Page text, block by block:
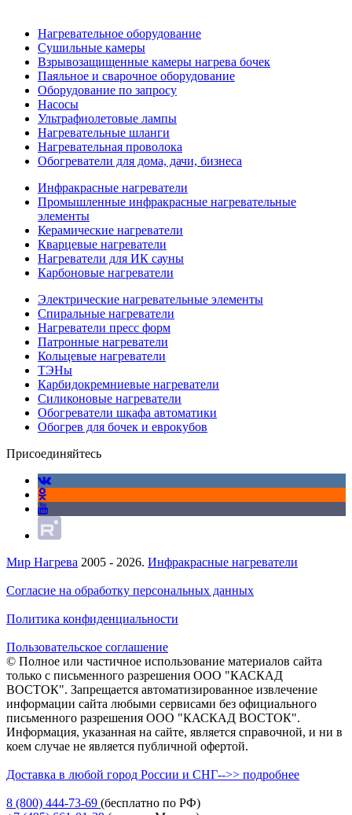
Нагревательное оборудование
Сушильные камеры
Взрывозащищенные камеры нагрева бочек
Паяльное и сварочное оборудование
Оборудование по запросу
Насосы
Ультрафиолетовые лампы
Нагревательные шланги
Нагревательная проволока
Обогреватели для дома, дачи, бизнеса
Инфракрасные нагреватели
Промышленные инфракрасные нагревательные
элементы
Керамические нагреватели
Кварцевые нагреватели
Нагреватели для ИК сауны
Карбоновые нагреватели
Электрические нагревательные элементы
Спиральные нагреватели
Нагреватели пресс форм
Патронные нагреватели
Кольцевые нагреватели
ТЭНы
Карбидокремниевые нагреватели
Силиконовые нагреватели
Обогреватели шкафа автоматики
Обогрев для бочек и еврокубов
Присоединяйтесь
Мир Нагрева 2005 - 2026. Инфракрасные нагреватели
Согласие на обработку персональных данных
Политика конфиденциальности
Пользовательское соглашение
© Полное или частичное использование материалов сайта
только с письменного разрешения ООО "КАСКАД
ВОСТОК". Запрещается автоматизированное извлечение
информации сайта любыми сервисами без официального
письменного разрешения ООО "КАСКАД ВОСТОК".
Информация, указанная на сайте, является справочной, и ни в
коем случае не является публичной офертой.
Доставка в любой город России и СНГ-->> подробнее
8 (800) 444-73-69 (бесплатно по РФ)